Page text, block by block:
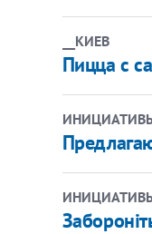
__КИЕВ
Пицца с